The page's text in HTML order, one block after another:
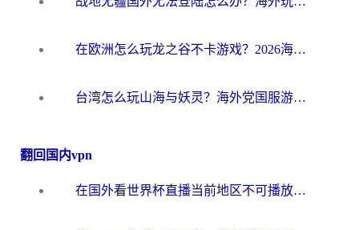
在欧洲怎么玩龙之谷不卡游戏？2026海外党国服游戏加速全攻略
台湾怎么玩山海与妖灵？海外党国服游戏加速全攻略，告别延迟卡顿
翻回国内vpn
在国外看世界杯直播当前地区不可播放？海外党必看的回国加速全攻略